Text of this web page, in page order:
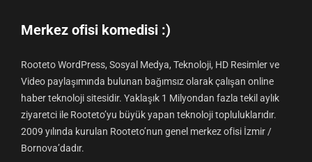
Merkez ofisi komedisi :)
Rooteto WordPress, Sosyal Medya, Teknoloji, HD Resimler ve
Video paylaşımında bulunan bağımsız olarak çalışan online
haber teknoloji sitesidir. Yaklaşık 1 Milyondan fazla tekil aylık
ziyaretci ile Rooteto’yu büyük yapan teknoloji topluluklarıdır.
2009 yılında kurulan Rooteto’nun genel merkez ofisi İzmir /
Bornova’dadır.